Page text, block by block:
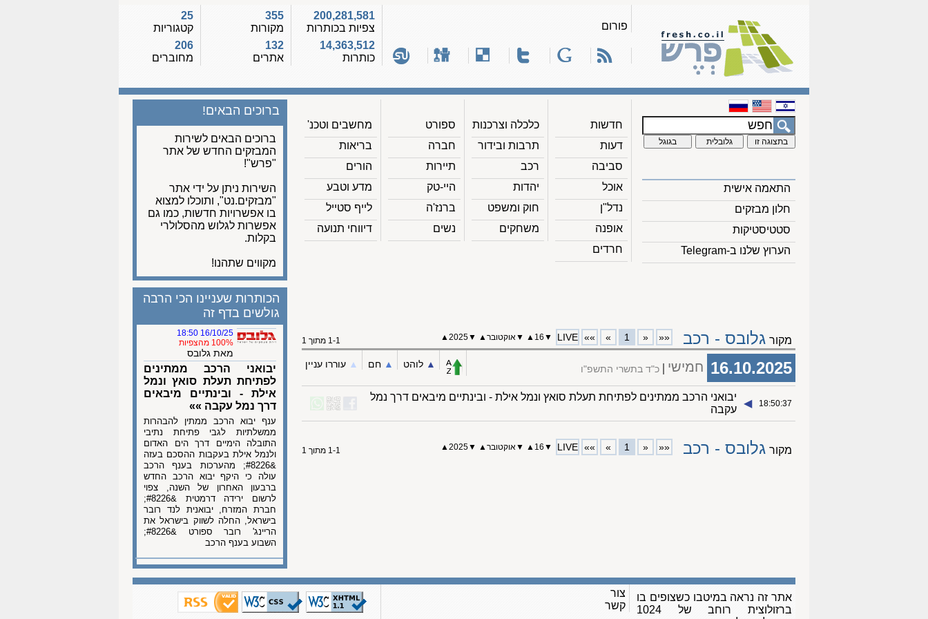
פורום
200,281,581
צפיות בכותרות
14,363,512
כותרות
355
מקורות
132
אתרים
25
קטגוריות
206
מחוברים
התאמה אישית
חלון מבזקים
סטטיסטיקות
הערוץ שלנו ב-Telegram
חדשות
דעות
סביבה
אוכל
נדל"ן
אופנה
חרדים
כלכלה וצרכנות
תרבות ובידור
רכב
יהדות
חוק ומשפט
משחקים
ספורט
חברה
תיירות
היי-טק
ברנז'ה
נשים
מחשבים וטכנ'
בריאות
הורים
מדע וטבע
לייף סטייל
דיווחי תנועה
ברוכים הבאים!
ברוכים הבאים לשירות
המבזקים החדש של אתר
"פרש"!
השירות ניתן על ידי אתר
"מבזקים.נט", ותוכלו למצוא
בו אפשרויות חדשות, כמו גם
אפשרות לגלוש מהסלולרי
בקלות.
מקווים שתהנו!
מקור גלובס - רכב ««
«
1
»
»»
LIVE
▼
16
▲
▼אוקטובר▲
▼
2025▲ 1-1 מתוך 1
16.10.2025 חמישי כ"ד בתשרי התשפ"ו ▲︎ לוהט ▲︎ חם ▲︎ עוררו עניין
18:50:37
◀︎
יבואני הרכב ממתינים לפתיחת תעלת סואץ ונמל אילת - ובינתיים מיבאים דרך נמל
עקבה
מקור גלובס - רכב ««
«
1
»
»»
LIVE
▼
16
▲
▼אוקטובר▲
▼
2025▲ 1-1 מתוך 1
הכותרות שעניינו הכי הרבה
גולשים בדף זה
16/10/25 18:50
100% מהצפיות
מאת גלובס
יבואני הרכב ממתינים
לפתיחת תעלת סואץ ונמל
אילת - ובינתיים מיבאים
דרך נמל עקבה »»
ענף יבוא הרכב ממתין להבהרות
ממשלתיות לגבי פתיחת נתיבי
התובלה הימיים דרך הים האדום
ולנמל אילת בעקבות ההסכם בעזה
&#8226; מהערכות בענף הרכב
עולה כי היקף יבוא הרכב החדש
ברבעון האחרון של השנה, צפוי
לרשום ירידה דרמטית &#8226;
חברת המזרח, יבואנית לנד רובר
בישראל, החלה לשווק בישראל את
הריינג' רובר ספורט &#8226;
השבוע בענף הרכב
אתר זה נראה במיטבו כשצופים בו
ברזולוצית רוחב של 1024
צור
קשר